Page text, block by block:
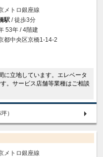
メトロ銀座線
駅 / 徒歩3分
53年 / 4階建
都中央区京橋1-14-2
に立地しています。エレベータ
。サービス店舗等業種はご相談
）
メトロ銀座線